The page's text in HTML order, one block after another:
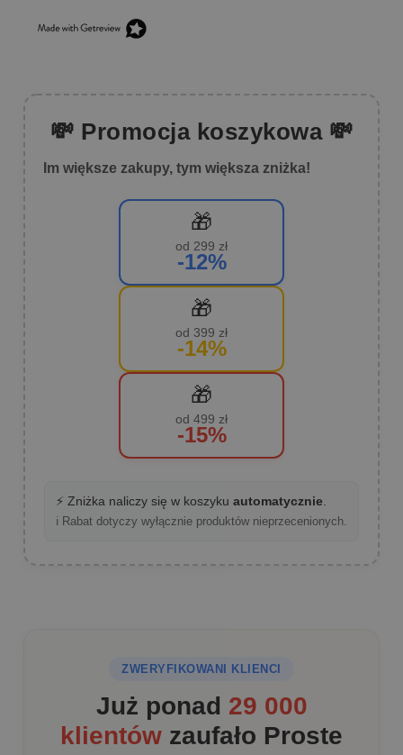
💸 Promocja koszykowa 💸
Im większe zakupy, tym większa zniżka!
🎁
od 299 zł
-12%
🎁
od 399 zł
-14%
🎁
od 499 zł
-15%
⚡ Zniżka naliczy się w koszyku automatycznie
ℹ️ Rabat dotyczy wyłącznie produktów nieprzecenionych.
ZWERYFIKOWANI KLIENCI
Już ponad 29 000
klientów zaufało Proste